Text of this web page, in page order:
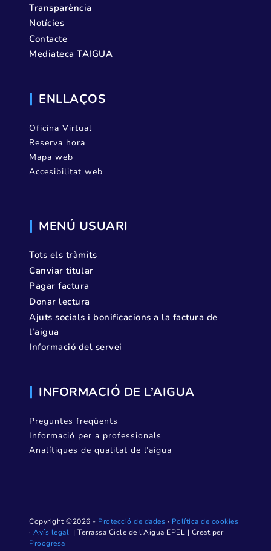
Transparència
Notícies
Contacte
Mediateca TAIGUA
ENLLAÇOS
Oficina Virtual
Reserva hora
Mapa web
Accesibilitat web
MENÚ USUARI
Tots els tràmits
Canviar titular
Pagar factura
Donar lectura
Ajuts socials i bonificacions a la factura de
l’aigua
Informació del servei
INFORMACIÓ DE L’AIGUA
Preguntes freqüents
Informació per a professionals
Analítiques de qualitat de l’aigua
Copyright ©2026 - Protecció de dades · Política de cookies
· Avís legal | Terrassa Cicle de l’Aigua EPEL | Creat per
Proogresa